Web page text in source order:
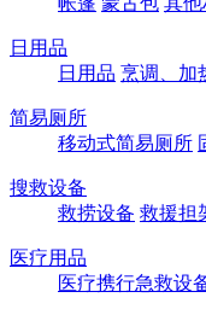
日用品
日用品 烹调、加
简易厕所
移动式简易厕所
搜救设备
救捞设备 救援担
医疗用品
医疗携行急救设